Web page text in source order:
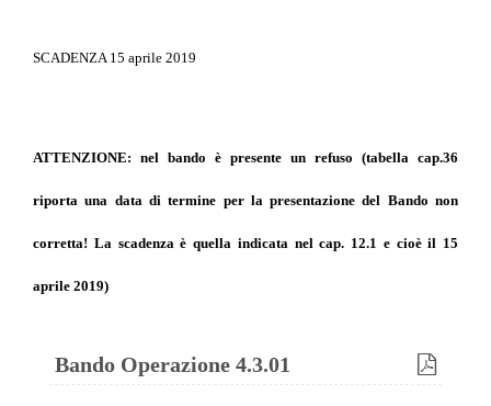
SCADENZA 15 aprile 2019
ATTENZIONE: nel bando è presente un refuso (tabella cap.36
riporta una data di termine per la presentazione del Bando non
corretta! La scadenza è quella indicata nel cap. 12.1 e cioè il 15
aprile 2019)
Bando Operazione 4.3.01